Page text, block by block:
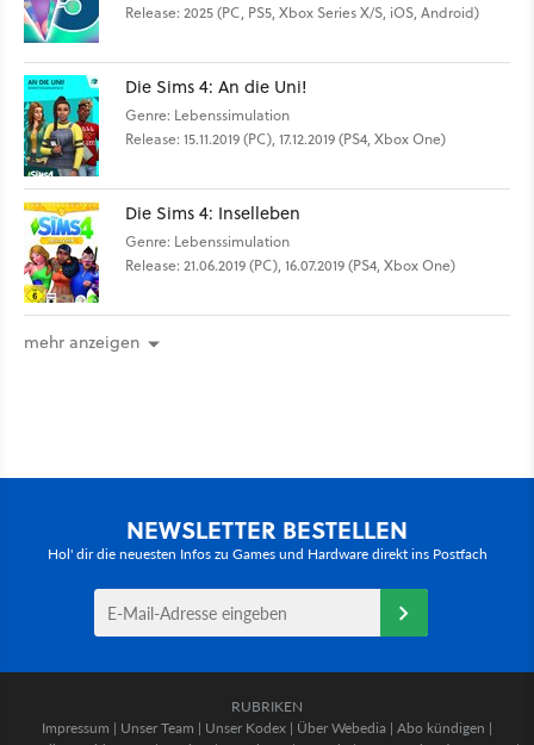
Release: 2025 (PC, PS5, Xbox Series X/S, iOS, Android)
Die Sims 4: An die Uni!
Genre: Lebenssimulation
Release: 15.11.2019 (PC), 17.12.2019 (PS4, Xbox One)
Die Sims 4: Inselleben
Genre: Lebenssimulation
Release: 21.06.2019 (PC), 16.07.2019 (PS4, Xbox One)
mehr anzeigen
NEWSLETTER BESTELLEN
Hol' dir die neuesten Infos zu Games und Hardware direkt ins Postfach
RUBRIKEN
Impressum | Unser Team | Unser Kodex | Über Webedia | Abo kündigen |